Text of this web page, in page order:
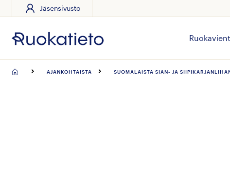
sisältöön
Jäsensivusto
AJANKOHTAISTA SUOMALAISTA SIAN- JA